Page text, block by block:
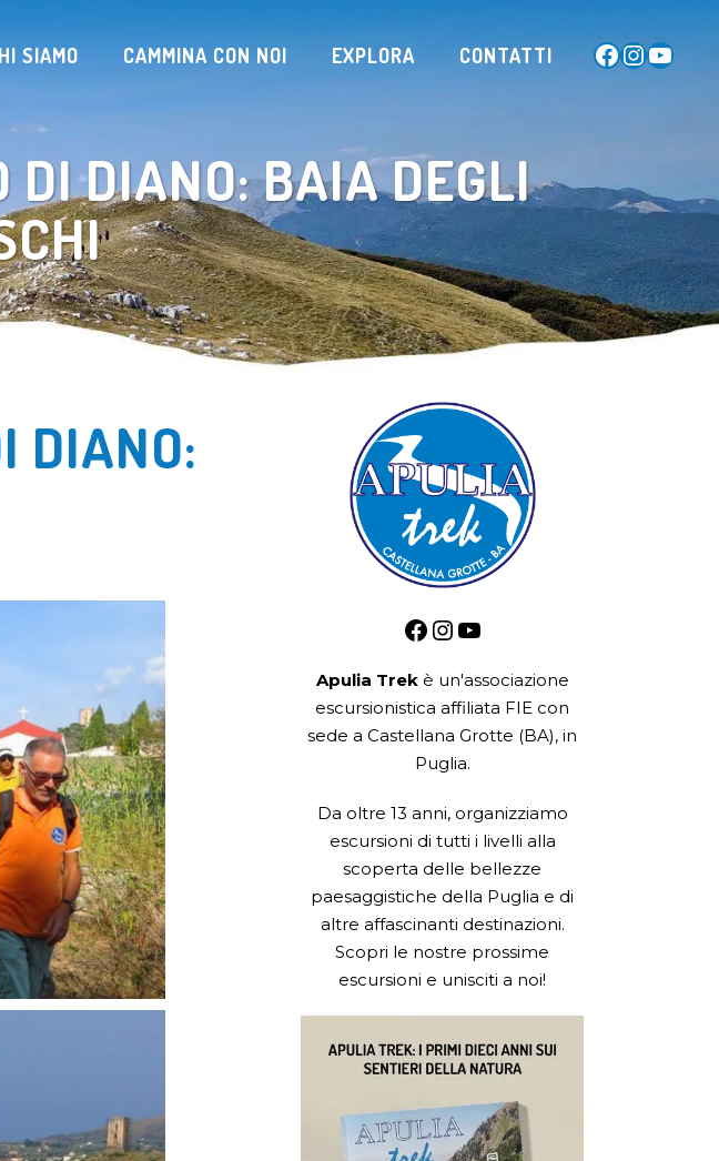
Facebook
Instagram
SIAMO CAMMINA CON NOI EXPLORA CONTATTI
DI DIANO: BAIA DEGLI
DIANO:
Facebook
Instagram
YouTube
Apulia Trekè un'associazione
escursionistica affiliata FIE con
sede a Castellana Grotte (BA), in
Puglia.
Da oltre 13 anni, organizziamo
escursioni di tutti i livelli alla
scoperta delle bellezze
paesaggistiche della Puglia e di
altre affascinanti destinazioni.
Scopri le nostre prossime
escursioni e unisciti a noi!